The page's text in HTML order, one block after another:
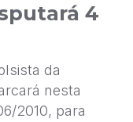
4
da
nesta
2010, para